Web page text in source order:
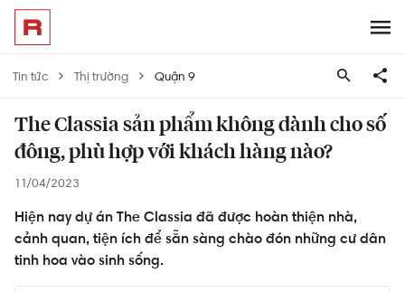
Tin tức Thị trường Quận 9
The Classia sản phẩm không dành cho số
đông, phù hợp với khách hàng nào?
11/04/2023
Hiện nay dự án The Classia đã được hoàn thiện nhà,
cảnh quan, tiện ích để sẵn sàng chào đón những cư dân
tinh hoa vào sinh sống.